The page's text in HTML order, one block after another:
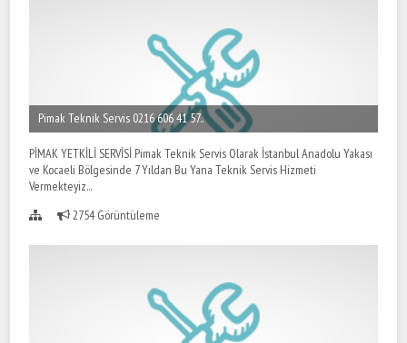
Pimak Teknik Servis 0216 606 41 57..
PİMAK YETKİLİ SERVİSİ Pimak Teknik Servis Olarak İstanbul Anadolu Yakası
ve Kocaeli Bölgesinde 7 Yıldan Bu Yana Teknik Servis Hizmeti
Vermekteyiz...
2754 Görüntüleme